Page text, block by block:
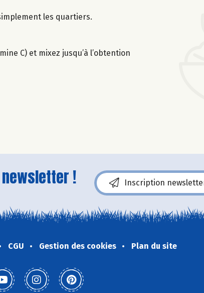
les quartiers.
C) et mixez jusqu’à l’obtention
! Inscription
CGU Gestion des cookies Plan du site